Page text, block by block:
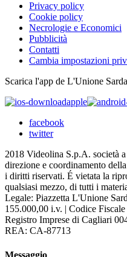
Privacy policy
Cookie policy
Necrologie e Economici
Pubblicità
Contatti
Cambia impostazioni
Scarica l'app de L'Unione Sarda
apple
facebook
twitter
2018 Videolina S.p.A. società
direzione e coordinamento
i diritti riservati. É vietata la
qualsiasi mezzo, di tutti i
Legale: Piazzetta L'Unione
155.000,00 i.v. | Codice
Registro Imprese di Cagliari
REA: CA-87713
Messaggio